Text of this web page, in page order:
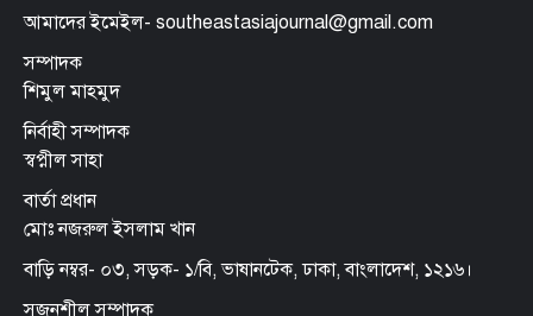
আমাদের ইমেইল- southeastasiajournal@gmail.com
সম্পাদক
শিমুল মাহমুদ
নির্বাহী সম্পাদক
স্বপ্নীল সাহা
বার্তা প্রধান
মোঃ নজরুল ইসলাম খান
বাড়ি নম্বর- ০৩, সড়ক- ১/বি, ভাষানটেক, ঢাকা, বাংলাদেশ, ১২১৬।
সৃজনশীল সম্পাদক